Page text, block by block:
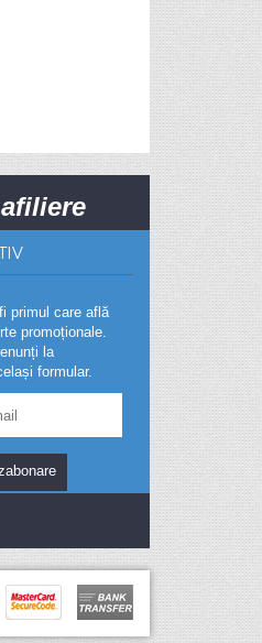
primul care află
promoționale.
la
formular.